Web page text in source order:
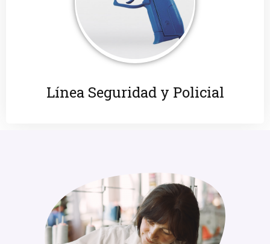
Línea Seguridad y Policial